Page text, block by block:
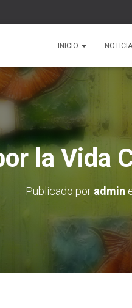
INICIO
la Vida
Publicado por admin